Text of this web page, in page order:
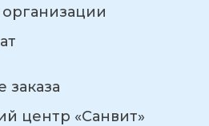
центр «Санвит»